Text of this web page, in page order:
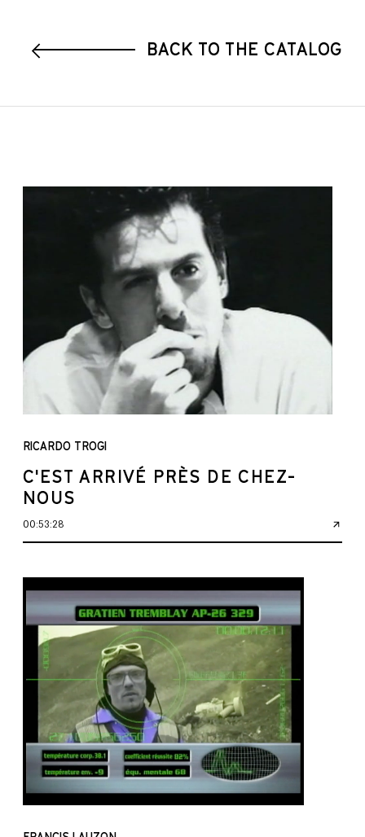
BACK TO THE CATALOG
RICARDO TROGI
C'EST ARRIVÉ PRÈS DE CHEZ-
NOUS
00:53:28